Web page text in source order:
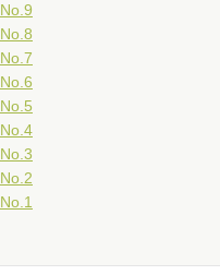
No.9
No.8
No.7
No.6
No.5
No.4
No.3
No.2
No.1